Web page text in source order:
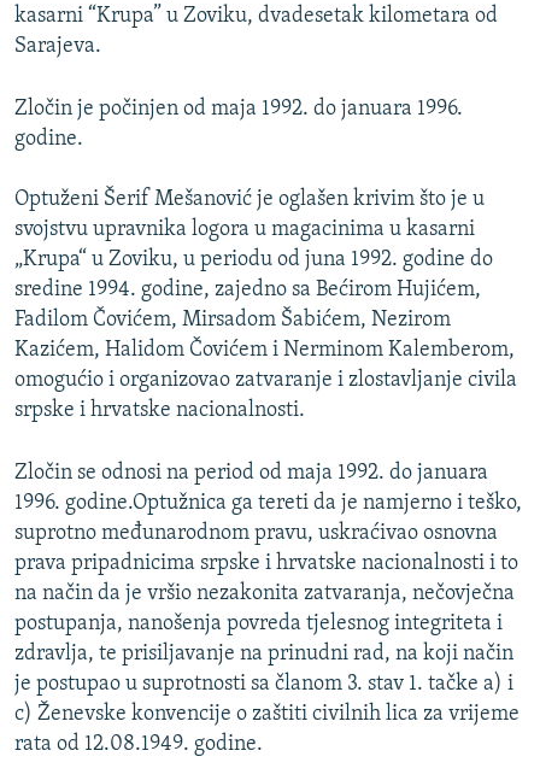
TRI DECENIJE OD RATA U BIH
SVE KARTE DEJTONA
NASTANAK I RASPAD JUGOSLAVIJE
kasarni “Krupa” u Zoviku, dvadesetak kilometara od
Sarajeva.
Zločin je počinjen od maja 1992. do januara 1996.
godine.
Optuženi Šerif Mešanović je oglašen krivim što je u
svojstvu upravnika logora u magacinima u kasarni
„Krupa“ u Zoviku, u periodu od juna 1992. godine do
sredine 1994. godine, zajedno sa Bećirom Hujićem,
Fadilom Čovićem, Mirsadom Šabićem, Nezirom
Kazićem, Halidom Čovićem i Nerminom Kalemberom,
omogućio i organizovao zatvaranje i zlostavljanje civila
srpske i hrvatske nacionalnosti.
Zločin se odnosi na period od maja 1992. do januara
1996. godine.Optužnica ga tereti da je namjerno i teško,
suprotno međunarodnom pravu, uskraćivao osnovna
prava pripadnicima srpske i hrvatske nacionalnosti i to
na način da je vršio nezakonita zatvaranja, nečovječna
postupanja, nanošenja povreda tjelesnog integriteta i
zdravlja, te prisiljavanje na prinudni rad, na koji način
je postupao u suprotnosti sa članom 3. stav 1. tačke a) i
c) Ženevske konvencije o zaštiti civilnih lica za vrijeme
rata od 12.08.1949. godine.